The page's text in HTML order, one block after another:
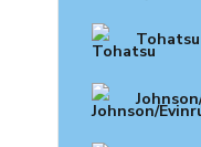
Tohatsu